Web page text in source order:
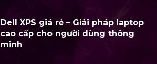
Dell XPS giá rẻ – Giải pháp laptop
cao cấp cho người dùng thông
minh